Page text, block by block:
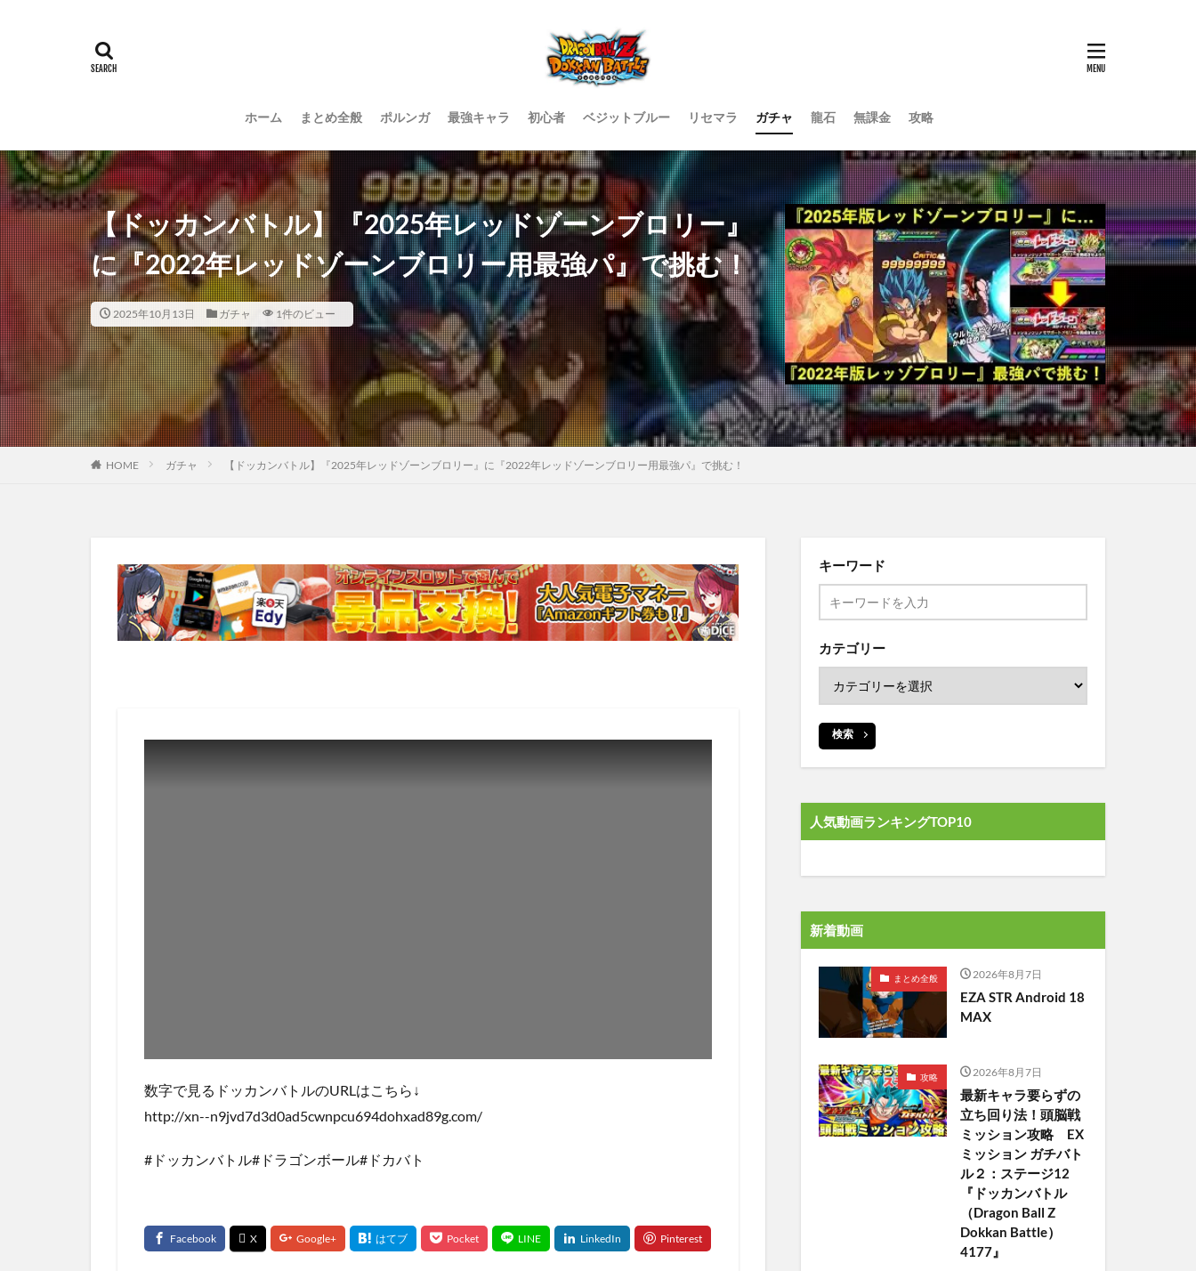
ホーム まとめ全般 ポルンガ 最強キャラ 初心者 ベジットブルー リセマラ ガチャ 龍石 無課金 攻略
【ドッカンバトル】『2025年レッドゾーンブロリー』
に『2022年レッドゾーンブロリー用最強パ』で挑む！
2025年10月13日 ガチャ 1件のビュー
HOME ガチャ 【ドッカンバトル】『2025年レッドゾーンブロリー』に『2022年レッドゾーンブロリー用最強パ』で挑む！
数字で見るドッカンバトルのURLはこちら↓
http://xn--n9jvd7d3d0ad5cwnpcu694dohxad89g.com/
#ドッカンバトル#ドラゴンボール#ドカバト
キーワード
カテゴリー
検索
人気動画ランキングTOP10
新着動画
まとめ全般 2026年8月7日
EZA STR Android 18
MAX
攻略 2026年8月7日
最新キャラ要らずの
立ち回り法！頭脳戦
ミッション攻略 EX
ミッション ガチバト
ル２：ステージ12
『ドッカンバトル
（Dragon Ball Z
Dokkan Battle）
4177』